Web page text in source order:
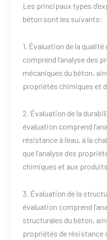
Les principaux types
béton sont les suivants:
1. Évaluation de la
comprend l’analyse des
mécaniques du béton,
propriétés chimiques et
2. Évaluation de la
évaluation comprend
résistance à l’eau, à la
que l’analyse des
chimiques et aux
3. Évaluation de la
évaluation comprend
structurales du béton,
propriétés de résistance